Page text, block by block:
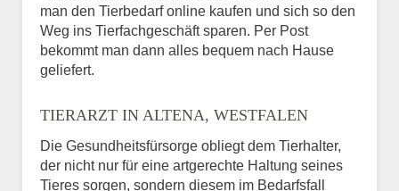
man den Tierbedarf online kaufen und sich so den
Weg ins Tierfachgeschäft sparen. Per Post
bekommt man dann alles bequem nach Hause
geliefert.
TIERARZT IN ALTENA, WESTFALEN
Die Gesundheitsfürsorge obliegt dem Tierhalter,
der nicht nur für eine artgerechte Haltung seines
Tieres sorgen, sondern diesem im Bedarfsfall